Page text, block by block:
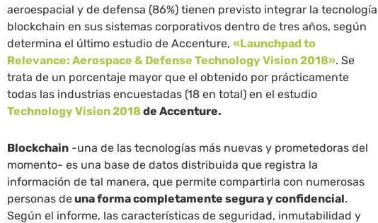
aeroespacial y de defensa (86%) tienen previsto integrar la tecnología
blockchain en sus sistemas corporativos dentro de tres años, según
determina el último estudio de Accenture,«Launchpad to
Relevance: Aerospace & Defense Technology Vision 2018». Se
trata de un porcentaje mayor que el obtenido por prácticamente
todas las industrias encuestadas (18 en total) en el estudio
Technology Vision 2018 de Accenture.
Blockchain -una de las tecnologías más nuevas y prometedoras del
momento- es una base de datos distribuida que registra la
información de tal manera, que permite compartirla con numerosas
personas deuna forma completamente segura y confidencial.
Según el informe, las características de seguridad, inmutabilidad y